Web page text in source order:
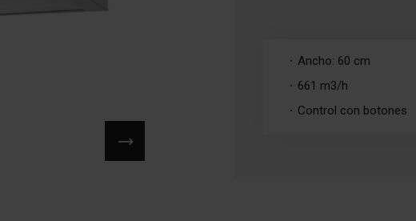
Ancho: 60 cm
661 m3/h
Control con botones